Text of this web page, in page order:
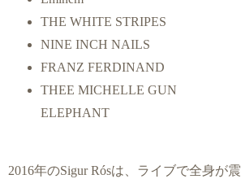
THE WHITE STRIPES
NINE INCH NAILS
FRANZ FERDINAND
THEE MICHELLE GUN
ELEPHANT
2016年のSigur Rósは、ライブで全身が震